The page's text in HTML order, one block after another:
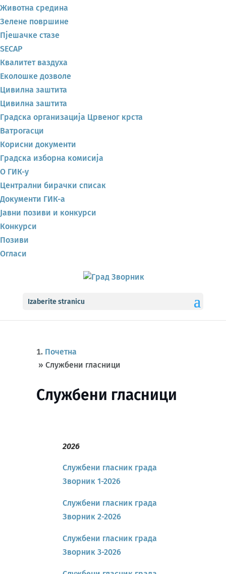
Животна средина
Зелене површине
Пјешачке стазе
SECAP
Квалитет ваздуха
Еколошке дозволе
Цивилна заштита
Цивилна заштита
Градска организација Црвеног крста
Ватрогасци
Корисни документи
Градска изборна комисија
О ГИК-у
Централни бирачки списак
Документи ГИК-а
Јавни позиви и конкурси
Конкурси
Позиви
Огласи
Izaberite stranicu
Почетна
»Службени гласници
Службени гласници
2026
Службени гласник града
Зворник 1-2026
Службени гласник града
Зворник 2-2026
Службени гласник града
Зворник 3-2026